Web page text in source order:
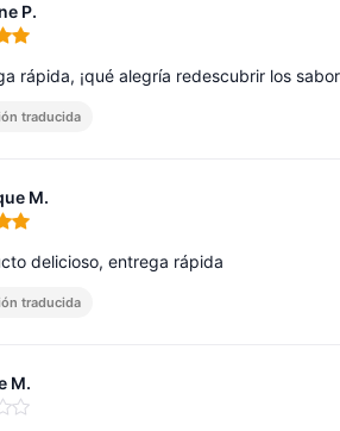
P.
5
rápida, ¡qué alegría redescubrir los
traducida
M.
5
delicioso, entrega rápida
traducida
M.
5